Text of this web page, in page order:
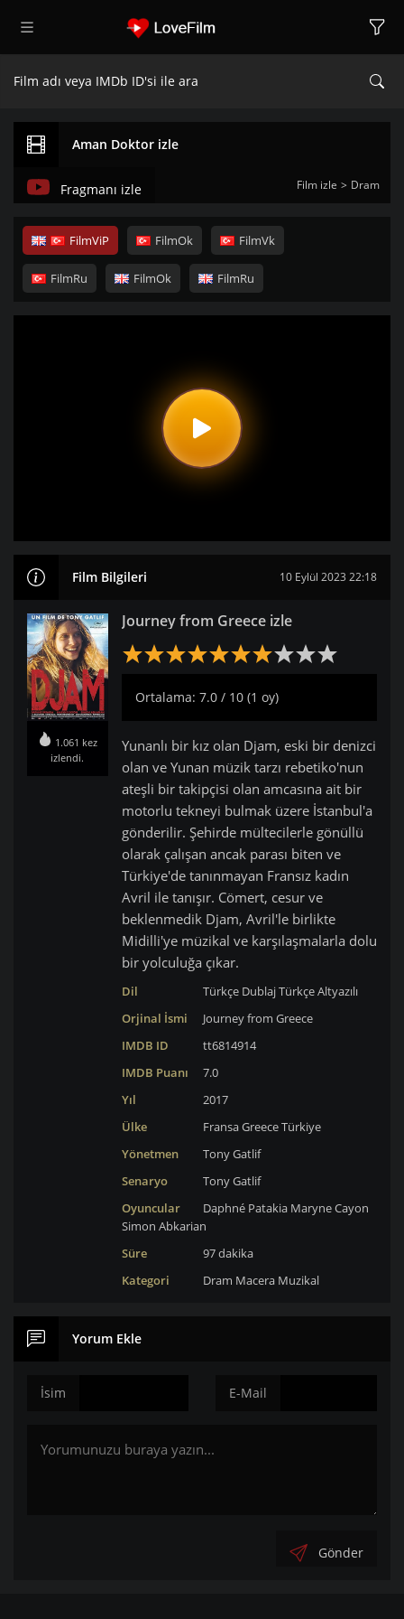
Aman Doktor izle
Film izle Dram
Fragmanı izle
FilmViP FilmOk FilmVk
FilmRu FilmOk FilmRu
Film Bilgileri 10 Eylül 2023 22:18
1.061 kez
izlendi.
Journey from Greece izle
Ortalama: 7.0 / 10 (1 oy)
Yunanlı bir kız olan Djam, eski bir denizci
olan ve Yunan müzik tarzı rebetiko'nun
ateşli bir takipçisi olan amcasına ait bir
motorlu tekneyi bulmak üzere İstanbul'a
gönderilir. Şehirde mültecilerle gönüllü
olarak çalışan ancak parası biten ve
Türkiye'de tanınmayan Fransız kadın
Avril ile tanışır. Cömert, cesur ve
beklenmedik Djam, Avril'le birlikte
Midilli'ye müzikal ve karşılaşmalarla dolu
bir yolculuğa çıkar.
Dil Türkçe DublajTürkçe Altyazılı
Orjinal İsmi
Journey from Greece
IMDB ID
tt6814914
IMDB Puanı
7.0
Yıl
2017
Ülke
FransaGreeceTürkiye
Yönetmen
Tony Gatlif
Senaryo
Tony Gatlif
Oyuncular
Daphné Patakia Maryne Cayon
Simon Abkarian
Süre
97 dakika
Kategori
Dram Macera Muzikal
Yorum Ekle
İsim E-Mail
Gönder